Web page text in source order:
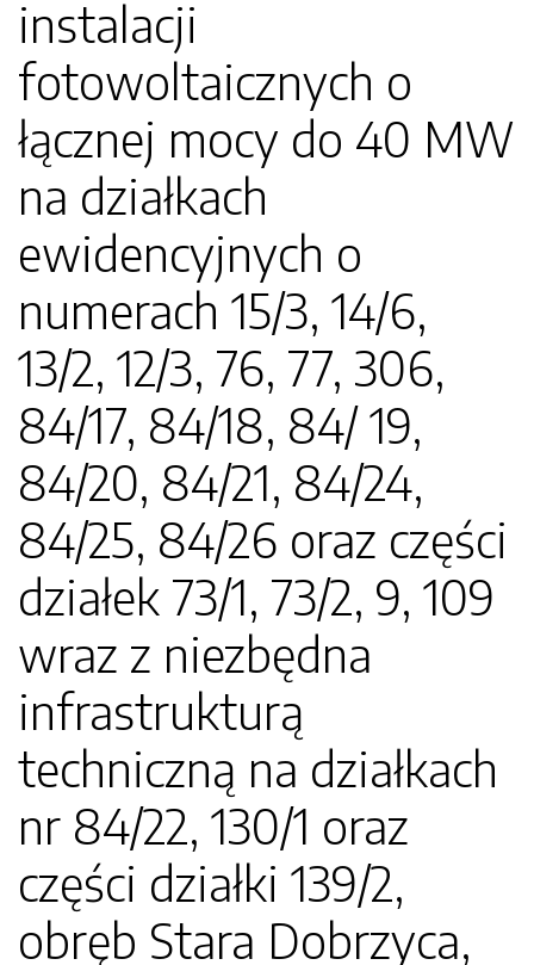
instalacji
fotowoltaicznych o
łącznej mocy do 40 MW
na działkach
ewidencyjnych o
numerach 15/3, 14/6,
13/2, 12/3, 76, 77, 306,
84/17, 84/18, 84/ 19,
84/20, 84/21, 84/24,
84/25, 84/26 oraz części
działek 73/1, 73/2, 9, 109
wraz z niezbędna
infrastrukturą
techniczną na działkach
nr 84/22, 130/1 oraz
części działki 139/2,
obręb Stara Dobrzyca,